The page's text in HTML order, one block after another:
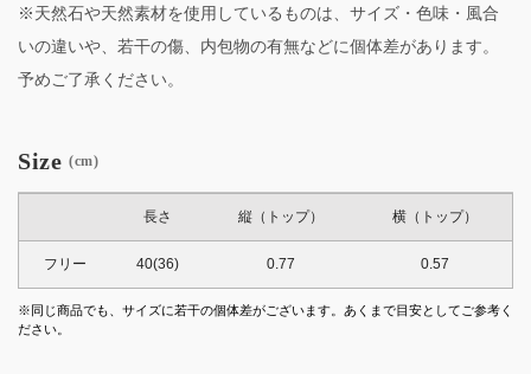
※天然石や天然素材を使用しているものは、サイズ・色味・風合
いの違いや、若干の傷、内包物の有無などに個体差があります。
予めご了承ください。
Size (cm)
長さ 縦（トップ） 横（トップ）
フリー 40(36) 0.77 0.57
※同じ商品でも、サイズに若干の個体差がございます。あくまで目安としてご参考く
ださい。